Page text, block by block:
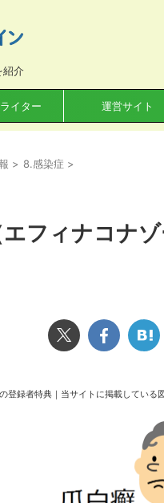
紹介
イター 運営サイト
> 8.感染症 >
フィナコナ
の登録者特典｜当サイトに掲載している